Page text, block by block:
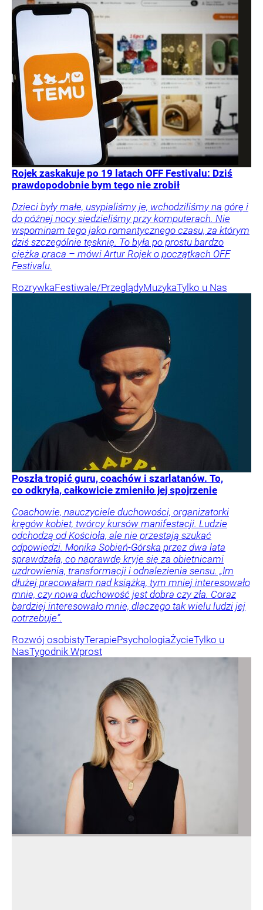
Rojek zaskakuje po 19 latach OFF Festivalu: Dziś
prawdopodobnie bym tego nie zrobił
Dzieci były małe, usypialiśmy je, wchodziliśmy na górę i
do późnej nocy siedzieliśmy przy komputerach. Nie
wspominam tego jako romantycznego czasu, za którym
dziś szczególnie tęsknię. To była po prostu bardzo
ciężka praca – mówi Artur Rojek o początkach OFF
Festivalu.
RozrywkaFestiwale/PrzeglądyMuzykaTylko u Nas
Poszła tropić guru, coachów i szarlatanów. To,
co odkryła, całkowicie zmieniło jej spojrzenie
Coachowie, nauczyciele duchowości, organizatorki
kręgów kobiet, twórcy kursów manifestacji. Ludzie
odchodzą od Kościoła, ale nie przestają szukać
odpowiedzi. Monika Sobień-Górska przez dwa lata
sprawdzała, co naprawdę kryje się za obietnicami
uzdrowienia, transformacji i odnalezienia sensu. „Im
dłużej pracowałam nad książką, tym mniej interesowało
mnie, czy nowa duchowość jest dobra czy zła. Coraz
bardziej interesowało mnie, dlaczego tak wielu ludzi jej
potrzebuje”.
Rozwój osobistyTerapiePsychologiaŻycieTylko u
NasTygodnik Wprost